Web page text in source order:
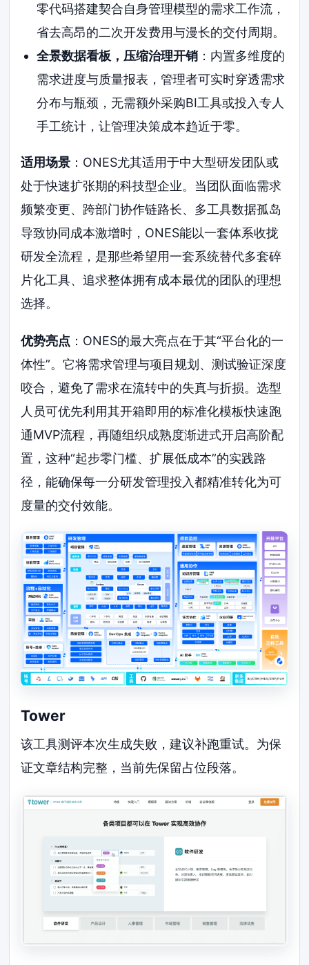
零代码搭建契合自身管理模型的需求工作流，
省去高昂的二次开发费用与漫长的交付周期。
全景数据看板，压缩治理开销：内置多维度的
需求进度与质量报表，管理者可实时穿透需求
分布与瓶颈，无需额外采购BI工具或投入专人
手工统计，让管理决策成本趋近于零。
适用场景 ：ONES尤其适用于中大型研发团队或
处于快速扩张期的科技型企业。当团队面临需求
频繁变更、跨部门协作链路长、多工具数据孤岛
导致协同成本激增时，ONES能以一套体系收拢
研发全流程，是那些希望用一套系统替代多套碎
片化工具、追求整体拥有成本最优的团队的理想
选择。
优势亮点 ：ONES的最大亮点在于其“平台化的一
体性”。它将需求管理与项目规划、测试验证深度
咬合，避免了需求在流转中的失真与折损。选型
人员可优先利用其开箱即用的标准化模板快速跑
通MVP流程，再随组织成熟度渐进式开启高阶配
置，这种“起步零门槛、扩展低成本”的实践路
径，能确保每一分研发管理投入都精准转化为可
度量的交付效能。
Tower
该工具测评本次生成失败，建议补跑重试。为保
证文章结构完整，当前先保留占位段落。